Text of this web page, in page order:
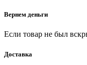
Вернем деньги
Если товар не был
Доставка